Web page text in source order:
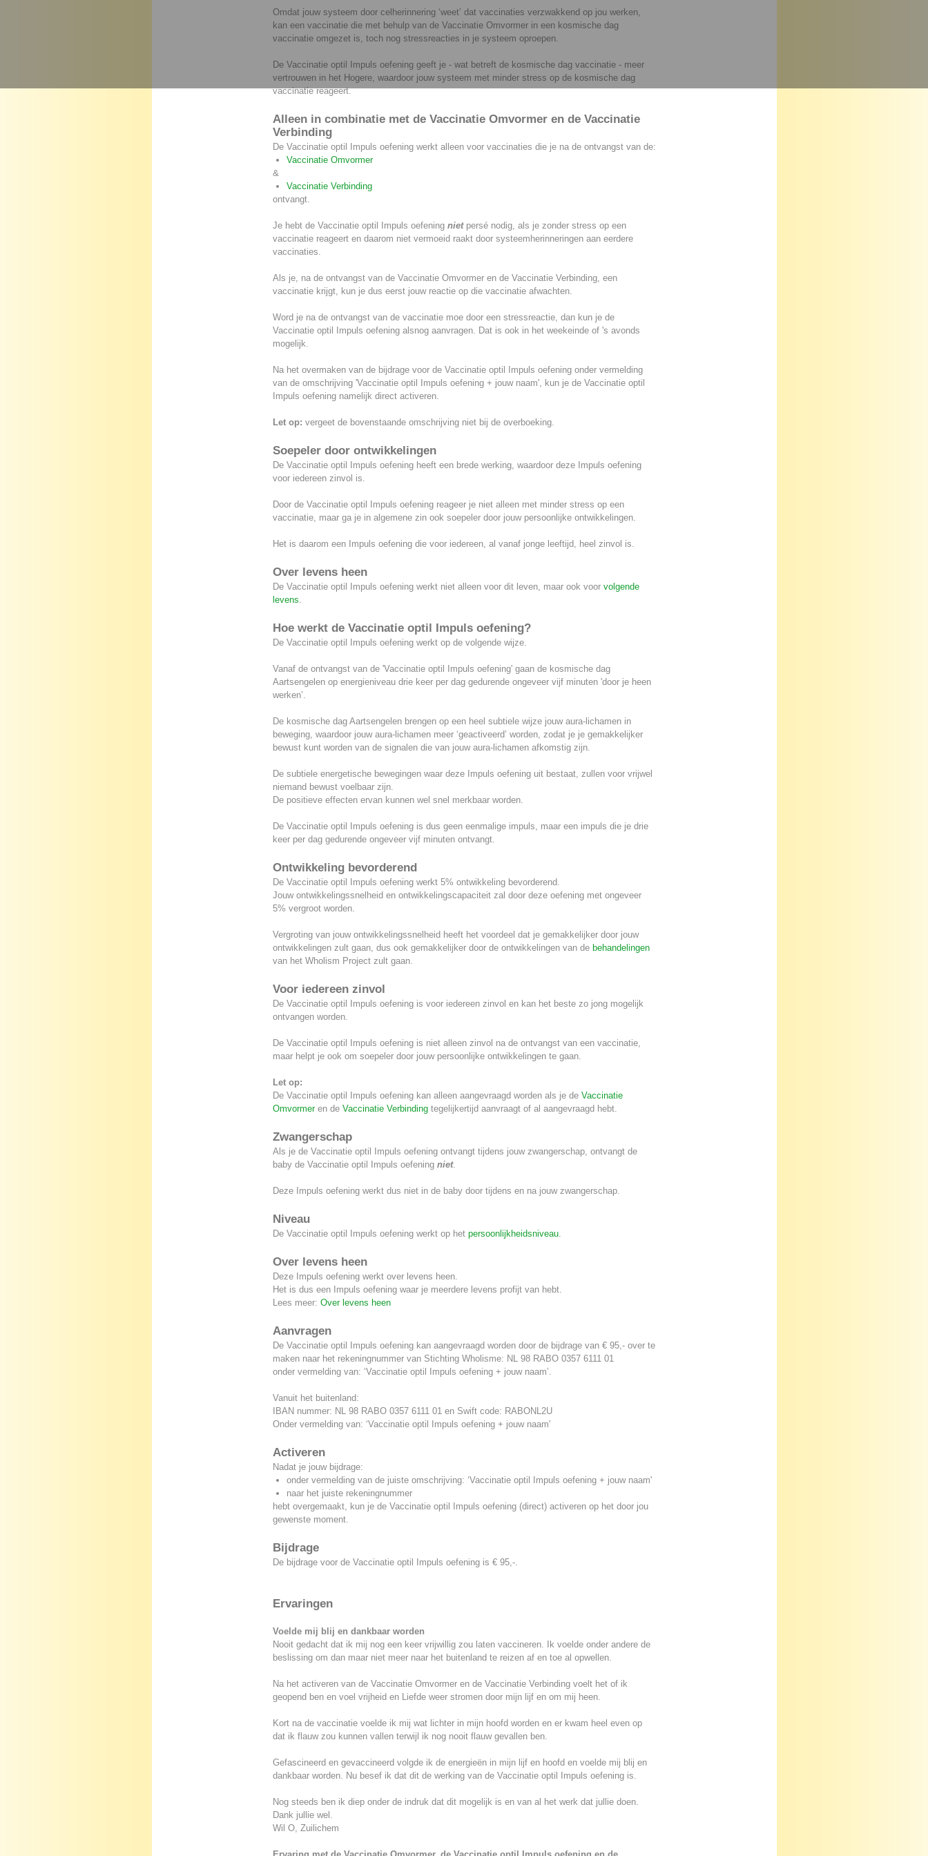
Omdat jouw systeem door celherinnering ‘weet’ dat vaccinaties verzwakkend op jou werken,
kan een vaccinatie die met behulp van de Vaccinatie Omvormer in een kosmische dag
vaccinatie omgezet is, toch nog stressreacties in je systeem oproepen.
De Vaccinatie optil Impuls oefening geeft je - wat betreft de kosmische dag vaccinatie - meer
vertrouwen in het Hogere, waardoor jouw systeem met minder stress op de kosmische dag
vaccinatie reageert.
Alleen in combinatie met de Vaccinatie Omvormer en de Vaccinatie
Verbinding
De Vaccinatie optil Impuls oefening werkt alleen voor vaccinaties die je na de ontvangst van de:
Vaccinatie Omvormer
&
Vaccinatie Verbinding
ontvangt.
Je hebt de Vaccinatie optil Impuls oefening nietpersé nodig, als je zonder stress op een
vaccinatie reageert en daarom niet vermoeid raakt door systeemherinneringen aan eerdere
vaccinaties.
Als je, na de ontvangst van de Vaccinatie Omvormer en de Vaccinatie Verbinding, een
vaccinatie krijgt, kun je dus eerst jouw reactie op die vaccinatie afwachten.
Word je na de ontvangst van de vaccinatie moe door een stressreactie, dan kun je de
Vaccinatie optil Impuls oefening alsnog aanvragen. Dat is ook in het weekeinde of 's avonds
mogelijk.
Na het overmaken van de bijdrage voor de Vaccinatie optil Impuls oefening onder vermelding
van de omschrijving 'Vaccinatie optil Impuls oefening + jouw naam', kun je de Vaccinatie optil
Impuls oefening namelijk direct activeren.
Let op: vergeet de bovenstaande omschrijving niet bij de overboeking.
Soepeler door ontwikkelingen
De Vaccinatie optil Impuls oefening heeft een brede werking, waardoor deze Impuls oefening
voor iedereen zinvol is.
Door de Vaccinatie optil Impuls oefening reageer je niet alleen met minder stress op een
vaccinatie, maar ga je in algemene zin ook soepeler door jouw persoonlijke ontwikkelingen.
Het is daarom een Impuls oefening die voor iedereen, al vanaf jonge leeftijd, heel zinvol is.
Over levens heen
De Vaccinatie optil Impuls oefening werkt niet alleen voor dit leven, maar ook voor volgende
levens.
Hoe werkt de Vaccinatie optil Impuls oefening?
De Vaccinatie optil Impuls oefening werkt op de volgende wijze.
Vanaf de ontvangst van de 'Vaccinatie optil Impuls oefening' gaan de kosmische dag
Aartsengelen op energieniveau drie keer per dag gedurende ongeveer vijf minuten 'door je heen
werken’.
De kosmische dag Aartsengelen brengen op een heel subtiele wijze jouw aura-lichamen in
beweging, waardoor jouw aura-lichamen meer ‘geactiveerd’ worden, zodat je je gemakkelijker
bewust kunt worden van de signalen die van jouw aura-lichamen afkomstig zijn.
De subtiele energetische bewegingen waar deze Impuls oefening uit bestaat, zullen voor vrijwel
niemand bewust voelbaar zijn.
De positieve effecten ervan kunnen wel snel merkbaar worden.
De Vaccinatie optil Impuls oefening is dus geen eenmalige impuls, maar een impuls die je drie
keer per dag gedurende ongeveer vijf minuten ontvangt.
Ontwikkeling bevorderend
De Vaccinatie optil Impuls oefening werkt 5% ontwikkeling bevorderend.
Jouw ontwikkelingssnelheid en ontwikkelingscapaciteit zal door deze oefening met ongeveer
5% vergroot worden.
Vergroting van jouw ontwikkelingssnelheid heeft het voordeel dat je gemakkelijker door jouw
ontwikkelingen zult gaan, dus ook gemakkelijker door de ontwikkelingen van de behandelingen
van het Wholism Project zult gaan.
Voor iedereen zinvol
De Vaccinatie optil Impuls oefening is voor iedereen zinvol en kan het beste zo jong mogelijk
ontvangen worden.
De Vaccinatie optil Impuls oefening is niet alleen zinvol na de ontvangst van een vaccinatie,
maar helpt je ook om soepeler door jouw persoonlijke ontwikkelingen te gaan.
Let op:
De Vaccinatie optil Impuls oefening kan alleen aangevraagd worden als je de Vaccinatie
Omvormeren de Vaccinatie Verbindingtegelijkertijd aanvraagt of al aangevraagd hebt.
Zwangerschap
Als je de Vaccinatie optil Impuls oefening ontvangt tijdens jouw zwangerschap, ontvangt de
baby de Vaccinatie optil Impuls oefening niet.
Deze Impuls oefening werkt dus niet in de baby door tijdens en na jouw zwangerschap.
Niveau
De Vaccinatie optil Impuls oefening werkt op het persoonlijkheidsniveau.
Over levens heen
Deze Impuls oefening werkt over levens heen.
Het is dus een Impuls oefening waar je meerdere levens profijt van hebt.
Lees meer: Over levens heen
Aanvragen
De Vaccinatie optil Impuls oefening kan aangevraagd worden door de bijdrage van € 95,- over te
maken naar het rekeningnummer van Stichting Wholisme: NL 98 RABO 0357 6111 01
onder vermelding van: ‘Vaccinatie optil Impuls oefening + jouw naam’.
Vanuit het buitenland:
IBAN nummer: NL 98 RABO 0357 6111 01 en Swift code: RABONL2U
Onder vermelding van: ‘Vaccinatie optil Impuls oefening + jouw naam'
Activeren
Nadat je jouw bijdrage:
onder vermelding van de juiste omschrijving: ‘Vaccinatie optil Impuls oefening + jouw naam'
naar het juiste rekeningnummer
hebt overgemaakt, kun je de Vaccinatie optil Impuls oefening (direct) activeren op het door jou
gewenste moment.
Bijdrage
De bijdrage voor de Vaccinatie optil Impuls oefening is € 95,-.
Ervaringen
Voelde mij blij en dankbaar worden
Nooit gedacht dat ik mij nog een keer vrijwillig zou laten vaccineren. Ik voelde onder andere de
beslissing om dan maar niet meer naar het buitenland te reizen af en toe al opwellen.
Na het activeren van de Vaccinatie Omvormer en de Vaccinatie Verbinding voelt het of ik
geopend ben en voel vrijheid en Liefde weer stromen door mijn lijf en om mij heen.
Kort na de vaccinatie voelde ik mij wat lichter in mijn hoofd worden en er kwam heel even op
dat ik flauw zou kunnen vallen terwijl ik nog nooit flauw gevallen ben.
Gefascineerd en gevaccineerd volgde ik de energieën in mijn lijf en hoofd en voelde mij blij en
dankbaar worden. Nu besef ik dat dit de werking van de Vaccinatie optil Impuls oefening is.
Nog steeds ben ik diep onder de indruk dat dit mogelijk is en van al het werk dat jullie doen.
Dank jullie wel.
Wil O, Zuilichem